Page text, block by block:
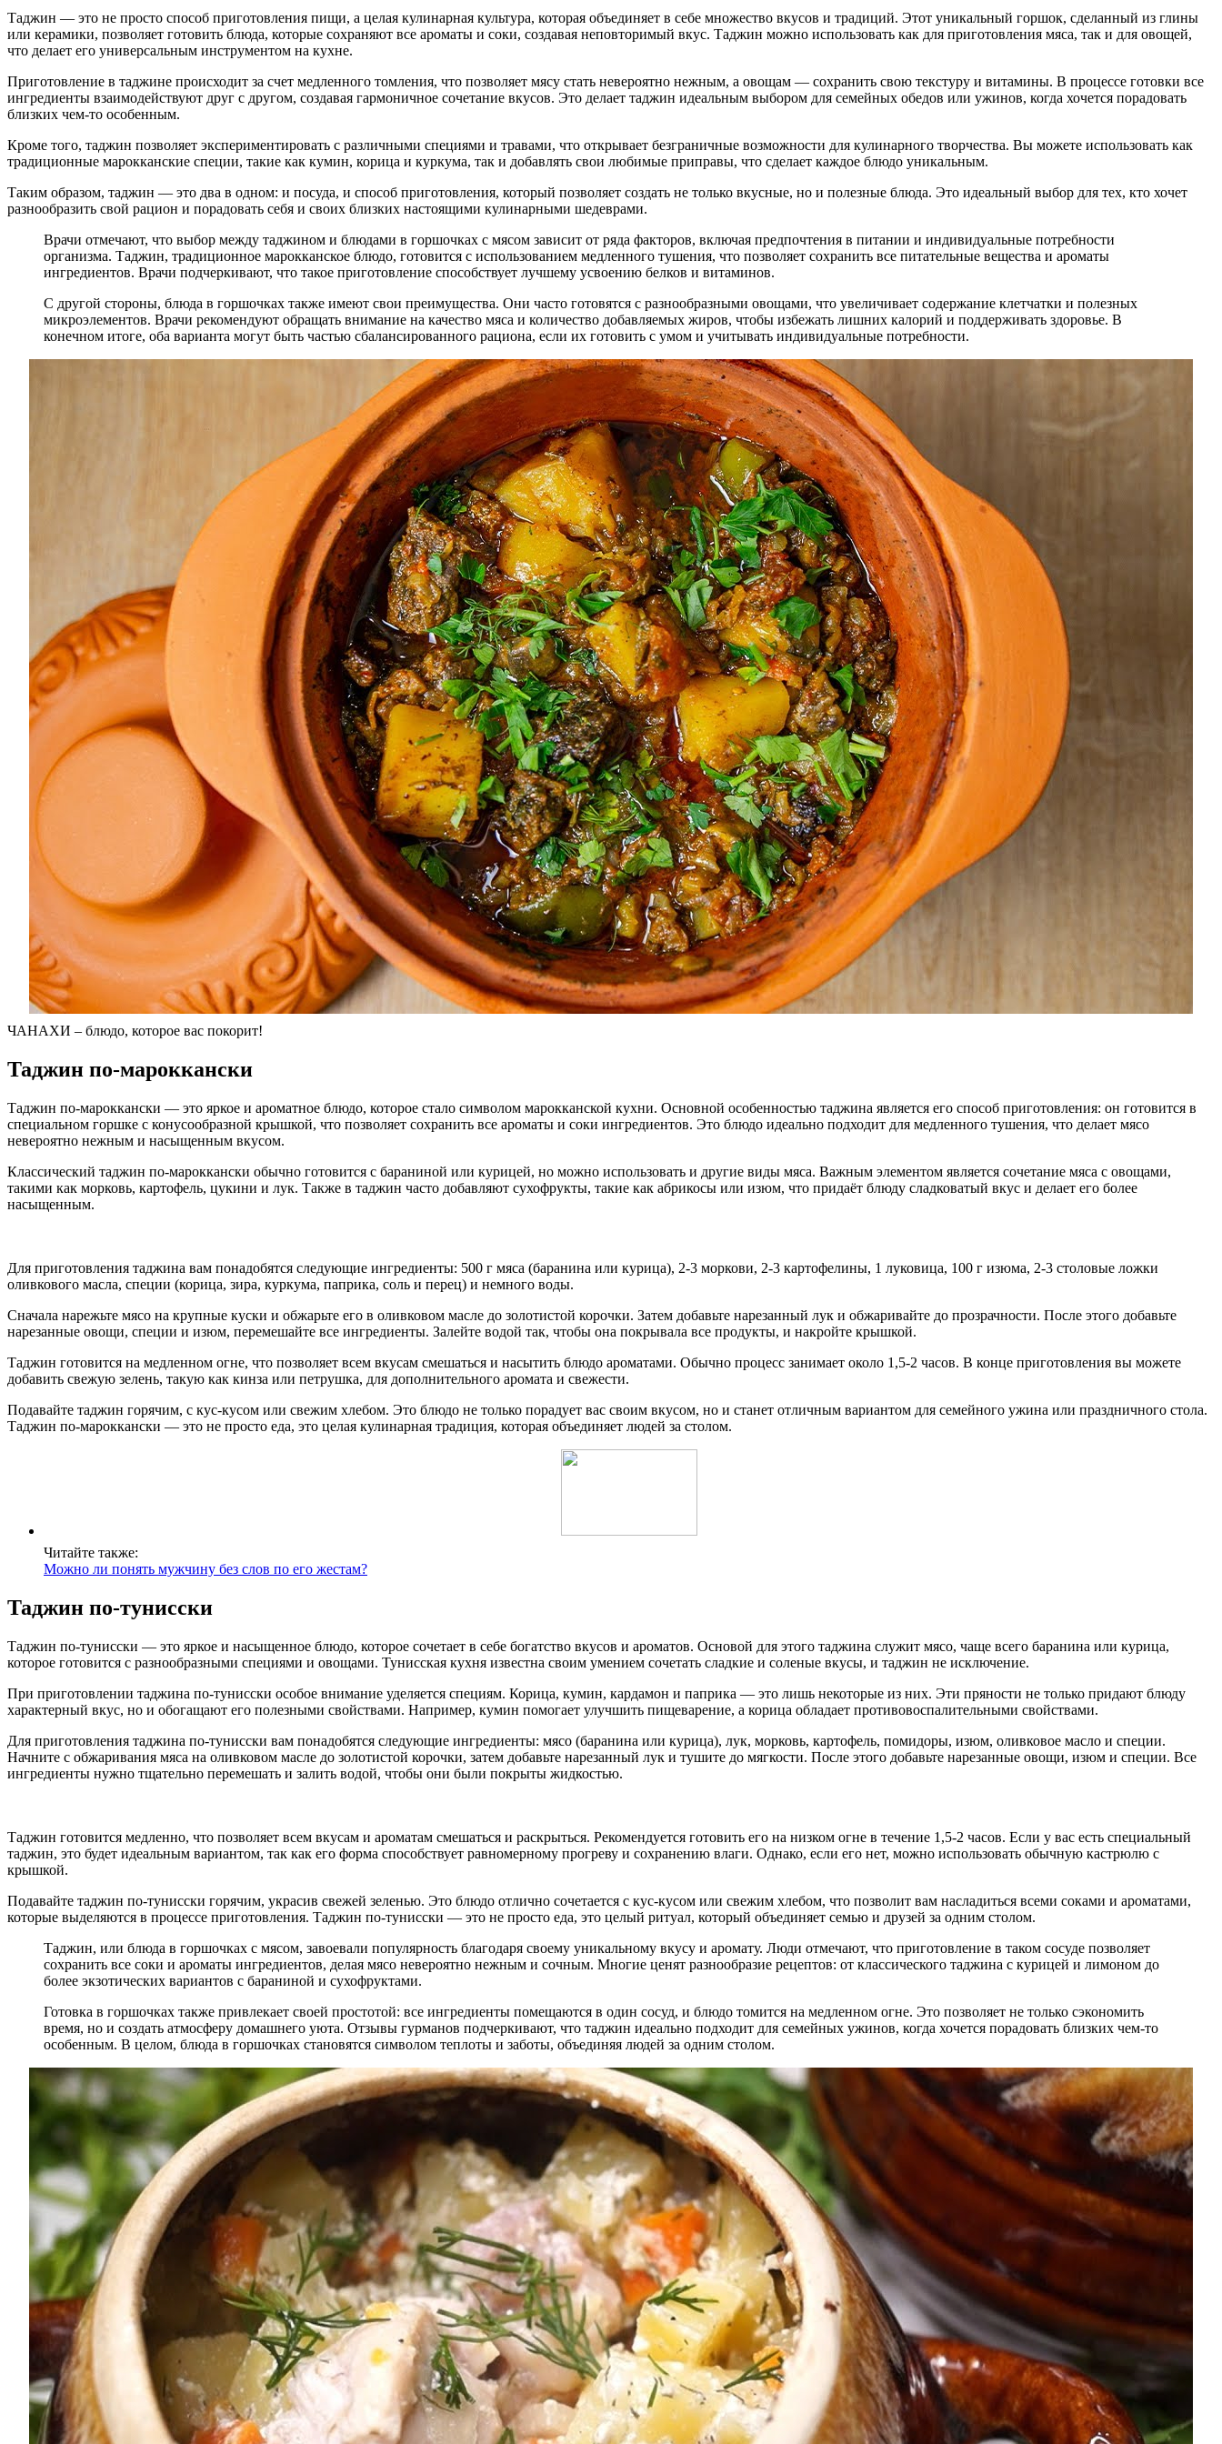
Таджин — это не просто способ приготовления пищи, а целая кулинарная культура, которая объединяет в себе множество вкусов и традиций. Этот уникальный горшок, сделанный из глины
или керамики, позволяет готовить блюда, которые сохраняют все ароматы и соки, создавая неповторимый вкус. Таджин можно использовать как для приготовления мяса, так и для овощей,
что делает его универсальным инструментом на кухне.
Приготовление в таджине происходит за счет медленного томления, что позволяет мясу стать невероятно нежным, а овощам — сохранить свою текстуру и витамины. В процессе готовки все
ингредиенты взаимодействуют друг с другом, создавая гармоничное сочетание вкусов. Это делает таджин идеальным выбором для семейных обедов или ужинов, когда хочется порадовать
близких чем-то особенным.
Кроме того, таджин позволяет экспериментировать с различными специями и травами, что открывает безграничные возможности для кулинарного творчества. Вы можете использовать как
традиционные марокканские специи, такие как кумин, корица и куркума, так и добавлять свои любимые приправы, что сделает каждое блюдо уникальным.
Таким образом, таджин — это два в одном: и посуда, и способ приготовления, который позволяет создать не только вкусные, но и полезные блюда. Это идеальный выбор для тех, кто хочет
разнообразить свой рацион и порадовать себя и своих близких настоящими кулинарными шедеврами.
Врачи отмечают, что выбор между таджином и блюдами в горшочках с мясом зависит от ряда факторов, включая предпочтения в питании и индивидуальные потребности
организма. Таджин, традиционное марокканское блюдо, готовится с использованием медленного тушения, что позволяет сохранить все питательные вещества и ароматы
ингредиентов. Врачи подчеркивают, что такое приготовление способствует лучшему усвоению белков и витаминов.
С другой стороны, блюда в горшочках также имеют свои преимущества. Они часто готовятся с разнообразными овощами, что увеличивает содержание клетчатки и полезных
микроэлементов. Врачи рекомендуют обращать внимание на качество мяса и количество добавляемых жиров, чтобы избежать лишних калорий и поддерживать здоровье. В
конечном итоге, оба варианта могут быть частью сбалансированного рациона, если их готовить с умом и учитывать индивидуальные потребности.
ЧАНАХИ – блюдо, которое вас покорит!
Таджин по-мароккански
Таджин по-мароккански — это яркое и ароматное блюдо, которое стало символом марокканской кухни. Основной особенностью таджина является его способ приготовления: он готовится в
специальном горшке с конусообразной крышкой, что позволяет сохранить все ароматы и соки ингредиентов. Это блюдо идеально подходит для медленного тушения, что делает мясо
невероятно нежным и насыщенным вкусом.
Классический таджин по-мароккански обычно готовится с бараниной или курицей, но можно использовать и другие виды мяса. Важным элементом является сочетание мяса с овощами,
такими как морковь, картофель, цукини и лук. Также в таджин часто добавляют сухофрукты, такие как абрикосы или изюм, что придаёт блюду сладковатый вкус и делает его более
насыщенным.
Для приготовления таджина вам понадобятся следующие ингредиенты: 500 г мяса (баранина или курица), 2-3 моркови, 2-3 картофелины, 1 луковица, 100 г изюма, 2-3 столовые ложки
оливкового масла, специи (корица, зира, куркума, паприка, соль и перец) и немного воды.
Сначала нарежьте мясо на крупные куски и обжарьте его в оливковом масле до золотистой корочки. Затем добавьте нарезанный лук и обжаривайте до прозрачности. После этого добавьте
нарезанные овощи, специи и изюм, перемешайте все ингредиенты. Залейте водой так, чтобы она покрывала все продукты, и накройте крышкой.
Таджин готовится на медленном огне, что позволяет всем вкусам смешаться и насытить блюдо ароматами. Обычно процесс занимает около 1,5-2 часов. В конце приготовления вы можете
добавить свежую зелень, такую как кинза или петрушка, для дополнительного аромата и свежести.
Подавайте таджин горячим, с кус-кусом или свежим хлебом. Это блюдо не только порадует вас своим вкусом, но и станет отличным вариантом для семейного ужина или праздничного стола.
Таджин по-мароккански — это не просто еда, это целая кулинарная традиция, которая объединяет людей за столом.
Читайте также:
Можно ли понять мужчину без слов по его жестам?
Таджин по-тунисски
Таджин по-тунисски — это яркое и насыщенное блюдо, которое сочетает в себе богатство вкусов и ароматов. Основой для этого таджина служит мясо, чаще всего баранина или курица,
которое готовится с разнообразными специями и овощами. Тунисская кухня известна своим умением сочетать сладкие и соленые вкусы, и таджин не исключение.
При приготовлении таджина по-тунисски особое внимание уделяется специям. Корица, кумин, кардамон и паприка — это лишь некоторые из них. Эти пряности не только придают блюду
характерный вкус, но и обогащают его полезными свойствами. Например, кумин помогает улучшить пищеварение, а корица обладает противовоспалительными свойствами.
Для приготовления таджина по-тунисски вам понадобятся следующие ингредиенты: мясо (баранина или курица), лук, морковь, картофель, помидоры, изюм, оливковое масло и специи.
Начните с обжаривания мяса на оливковом масле до золотистой корочки, затем добавьте нарезанный лук и тушите до мягкости. После этого добавьте нарезанные овощи, изюм и специи. Все
ингредиенты нужно тщательно перемешать и залить водой, чтобы они были покрыты жидкостью.
Таджин готовится медленно, что позволяет всем вкусам и ароматам смешаться и раскрыться. Рекомендуется готовить его на низком огне в течение 1,5-2 часов. Если у вас есть специальный
таджин, это будет идеальным вариантом, так как его форма способствует равномерному прогреву и сохранению влаги. Однако, если его нет, можно использовать обычную кастрюлю с
крышкой.
Подавайте таджин по-тунисски горячим, украсив свежей зеленью. Это блюдо отлично сочетается с кус-кусом или свежим хлебом, что позволит вам насладиться всеми соками и ароматами,
которые выделяются в процессе приготовления. Таджин по-тунисски — это не просто еда, это целый ритуал, который объединяет семью и друзей за одним столом.
Таджин, или блюда в горшочках с мясом, завоевали популярность благодаря своему уникальному вкусу и аромату. Люди отмечают, что приготовление в таком сосуде позволяет
сохранить все соки и ароматы ингредиентов, делая мясо невероятно нежным и сочным. Многие ценят разнообразие рецептов: от классического таджина с курицей и лимоном до
более экзотических вариантов с бараниной и сухофруктами.
Готовка в горшочках также привлекает своей простотой: все ингредиенты помещаются в один сосуд, и блюдо томится на медленном огне. Это позволяет не только сэкономить
время, но и создать атмосферу домашнего уюта. Отзывы гурманов подчеркивают, что таджин идеально подходит для семейных ужинов, когда хочется порадовать близких чем-то
особенным. В целом, блюда в горшочках становятся символом теплоты и заботы, объединяя людей за одним столом.